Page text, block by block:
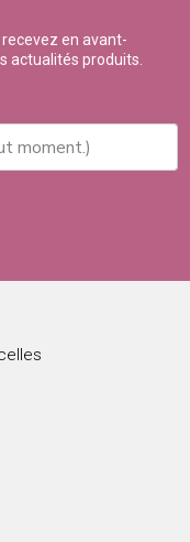
en avant-
actualités produits.